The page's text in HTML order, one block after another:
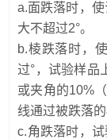
a.面跌落时，
大不超过2°。
b.棱跌落时，
过°，试验样品
或夹角的10%
线通过被跌落的
c.角跌落时，